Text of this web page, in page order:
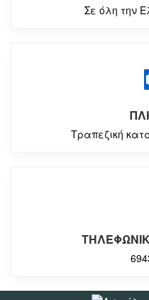
Σε όλη την
Τραπεζική